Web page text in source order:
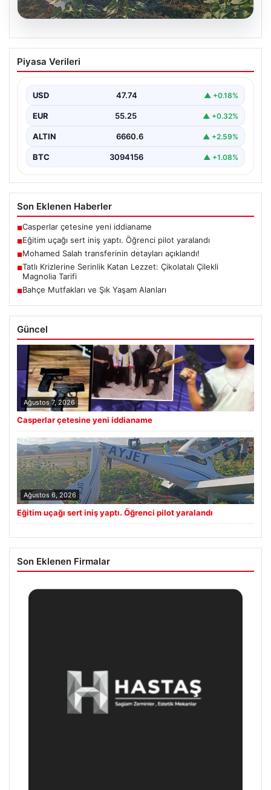
06.08.2026
Eğitim uçağı sert iniş yaptı. Öğrenci
pilot yaralandı
Piyasa Verileri
USD 47.74 ▲ +0.18%
EUR 55.25 ▲ +0.32%
ALTIN 6660.6 ▲ +2.59%
BTC 3094156 ▲ +1.08%
Son Eklenen Haberler
■Casperlar çetesine yeni iddianame
■Eğitim uçağı sert iniş yaptı. Öğrenci pilot yaralandı
■Mohamed Salah transferinin detayları açıklandı!
■Tatlı Krizlerine Serinlik Katan Lezzet: Çikolatalı Çilekli
Magnolia Tarifi
■Bahçe Mutfakları ve Şık Yaşam Alanları
Güncel
Ağustos 7, 2026
Casperlar çetesine yeni iddianame
Ağustos 6, 2026
Eğitim uçağı sert iniş yaptı. Öğrenci pilot yaralandı
Son Eklenen Firmalar